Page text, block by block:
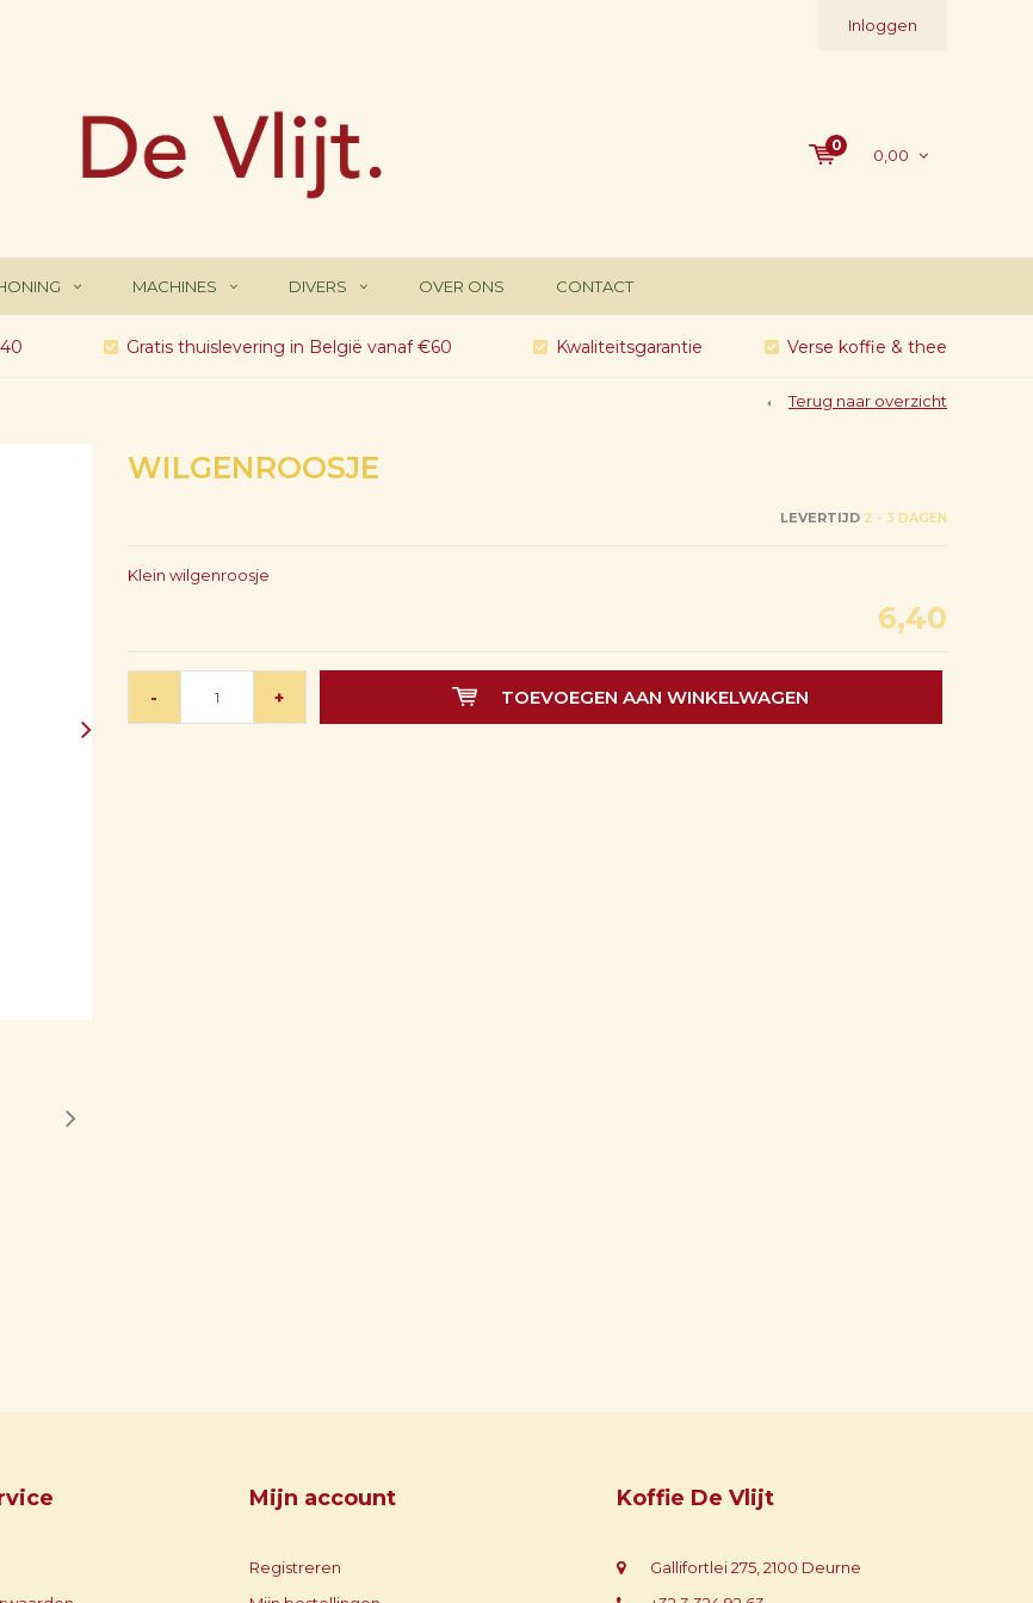
Inloggen
0
0,00
MACHINES DIVERS OVER ONS CONTACT
Gratis thuislevering in België vanaf €60 Kwaliteitsgarantie Verse koffie & thee
Terug naar overzicht
WILGENROOSJE
LEVERTIJD2 - 3 DAGEN
Klein wilgenroosje
6,40
- + TOEVOEGEN AAN WINKELWAGEN
Mijn account
Registreren
Koffie De Vlijt
Gallifortlei 275, 2100 Deurne